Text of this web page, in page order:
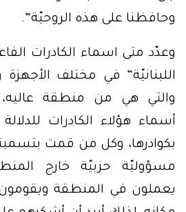
وحافظنا على هذه الروحيّة”.
وعدّد متى اسماء الكادرات
اللبنانيّة” في مختلف
والتي هي من منطقة
أسماء هؤلاء الكادرات
بكوادرها، وكل من قمت
مسؤوليّة حزبيّة خارج
يعملون في المنطقة